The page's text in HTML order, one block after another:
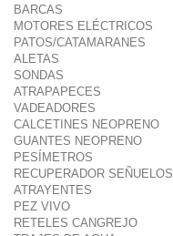
BARCAS
MOTORES ELÉCTRICOS
PATOS/CATAMARANES
ALETAS
SONDAS
ATRAPAPECES
VADEADORES
CALCETINES NEOPRENO
GUANTES NEOPRENO
PESÍMETROS
RECUPERADOR SEÑUELOS
ATRAYENTES
PEZ VIVO
RETELES CANGREJO